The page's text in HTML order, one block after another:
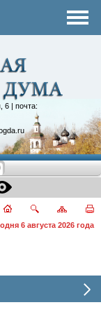
6 | почта:
6 августа 2026 года